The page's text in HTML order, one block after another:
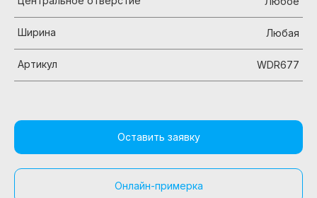
Ширина Любая
Артикул WDR677
Оставить заявку
Онлайн-примерка